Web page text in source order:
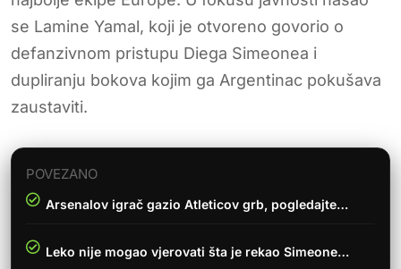
se Lamine Yamal, koji je otvoreno govorio o
defanzivnom pristupu Diega Simeonea i
dupliranju bokova kojim ga Argentinac pokušava
zaustaviti.
POVEZANO
Arsenalov igrač gazio Atleticov grb, pogledajte…
Leko nije mogao vjerovati šta je rekao Simeone…